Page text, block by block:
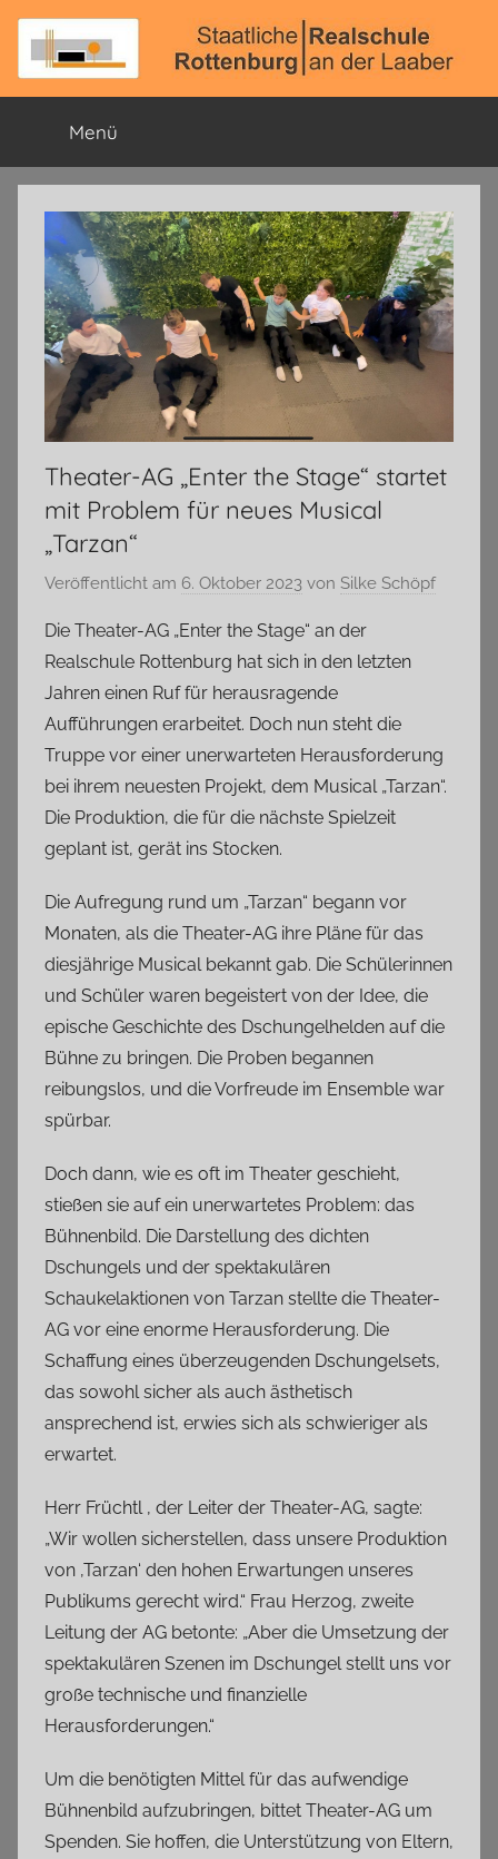
Zum
Inhalt
springen
Staatliche
Realschule
Rottenburg
a.
d.
Laaber
Offizielle
Schulhomepage
Menü
Theater-AG „Enter the Stage“ startet
mit Problem für neues Musical
„Tarzan“
Veröffentlicht am 6. Oktober 2023 von Silke Schöpf
Die Theater-AG „Enter the Stage“ an der
Realschule Rottenburg hat sich in den letzten
Jahren einen Ruf für herausragende
Aufführungen erarbeitet. Doch nun steht die
Truppe vor einer unerwarteten Herausforderung
bei ihrem neuesten Projekt, dem Musical „Tarzan“.
Die Produktion, die für die nächste Spielzeit
geplant ist, gerät ins Stocken.
Die Aufregung rund um „Tarzan“ begann vor
Monaten, als die Theater-AG ihre Pläne für das
diesjährige Musical bekannt gab. Die Schülerinnen
und Schüler waren begeistert von der Idee, die
epische Geschichte des Dschungelhelden auf die
Bühne zu bringen. Die Proben begannen
reibungslos, und die Vorfreude im Ensemble war
spürbar.
Doch dann, wie es oft im Theater geschieht,
stießen sie auf ein unerwartetes Problem: das
Bühnenbild. Die Darstellung des dichten
Dschungels und der spektakulären
Schaukelaktionen von Tarzan stellte die Theater-
AG vor eine enorme Herausforderung. Die
Schaffung eines überzeugenden Dschungelsets,
das sowohl sicher als auch ästhetisch
ansprechend ist, erwies sich als schwieriger als
erwartet.
Herr Früchtl , der Leiter der Theater-AG, sagte:
„Wir wollen sicherstellen, dass unsere Produktion
von ‚Tarzan‘ den hohen Erwartungen unseres
Publikums gerecht wird.“ Frau Herzog, zweite
Leitung der AG betonte: „Aber die Umsetzung der
spektakulären Szenen im Dschungel stellt uns vor
große technische und finanzielle
Herausforderungen.“
Um die benötigten Mittel für das aufwendige
Bühnenbild aufzubringen, bittet Theater-AG um
Spenden. Sie hoffen, die Unterstützung von Eltern,